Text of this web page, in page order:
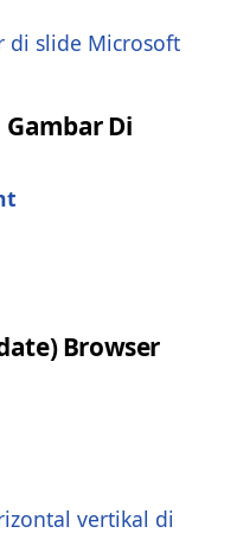
Di
Browser